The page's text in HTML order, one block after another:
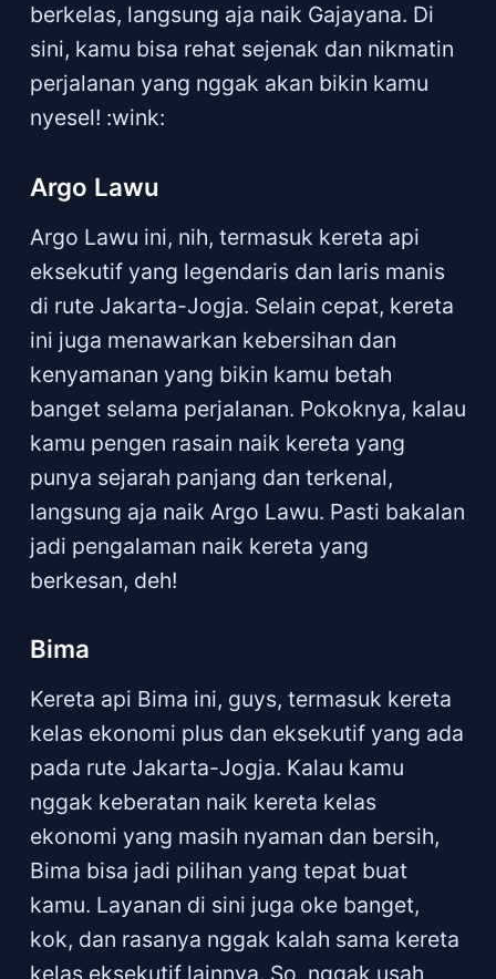
berkelas, langsung aja naik Gajayana. Di
sini, kamu bisa rehat sejenak dan nikmatin
perjalanan yang nggak akan bikin kamu
nyesel! :wink:
Argo Lawu
Argo Lawu ini, nih, termasuk kereta api
eksekutif yang legendaris dan laris manis
di rute Jakarta-Jogja. Selain cepat, kereta
ini juga menawarkan kebersihan dan
kenyamanan yang bikin kamu betah
banget selama perjalanan. Pokoknya, kalau
kamu pengen rasain naik kereta yang
punya sejarah panjang dan terkenal,
langsung aja naik Argo Lawu. Pasti bakalan
jadi pengalaman naik kereta yang
berkesan, deh!
Bima
Kereta api Bima ini, guys, termasuk kereta
kelas ekonomi plus dan eksekutif yang ada
pada rute Jakarta-Jogja. Kalau kamu
nggak keberatan naik kereta kelas
ekonomi yang masih nyaman dan bersih,
Bima bisa jadi pilihan yang tepat buat
kamu. Layanan di sini juga oke banget,
kok, dan rasanya nggak kalah sama kereta
kelas eksekutif lainnya. So, nggak usah